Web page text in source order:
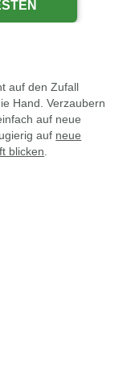
auf den Zufall
Hand. Verzaubern
auf neue
auf neue
blicken